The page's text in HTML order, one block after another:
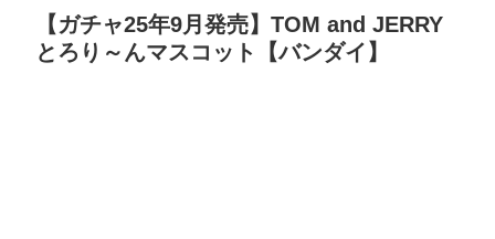
【ガチャ25年9月発売】TOM and JERRY
とろり～んマスコット【バンダイ】